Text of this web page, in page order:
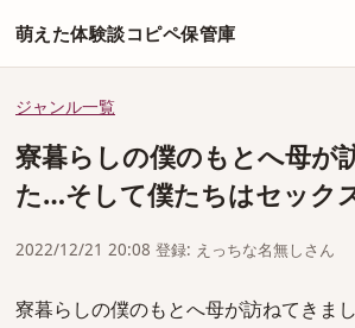
萌えた体験談コピペ保管庫
ジャンル一覧
寮暮らしの僕のもとへ母が
た…そして僕たちはセック
2022/12/21 20:08 登録: えっちな名無しさん
寮暮らしの僕のもとへ母が訪ねてきま